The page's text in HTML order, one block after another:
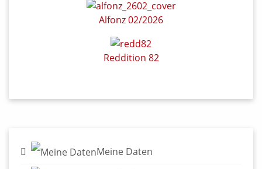
Alfonz 02/2026
Reddition 82
Meine Daten